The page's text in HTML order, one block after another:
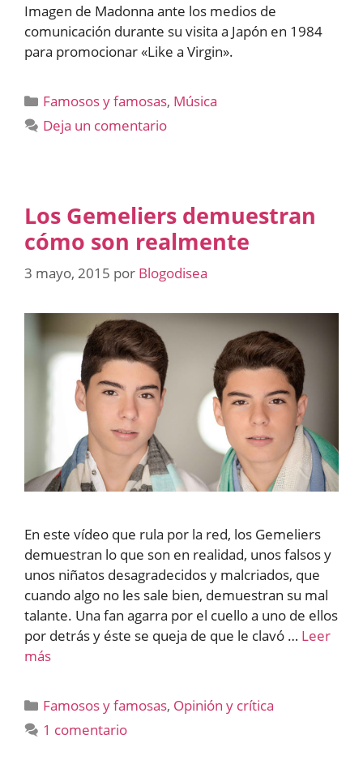
Imagen de Madonna ante los medios de
comunicación durante su visita a Japón en 1984
para promocionar «Like a Virgin».
Categorías
Famosos y famosas, Música
Deja un comentario
Los Gemeliers demuestran
cómo son realmente
3 mayo, 2015 por Blogodisea
En este vídeo que rula por la red, los Gemeliers
demuestran lo que son en realidad, unos falsos y
unos niñatos desagradecidos y malcriados, que
cuando algo no les sale bien, demuestran su mal
talante. Una fan agarra por el cuello a uno de ellos
por detrás y éste se queja de que le clavó … Leer
más
Categorías
Famosos y famosas, Opinión y crítica
1 comentario